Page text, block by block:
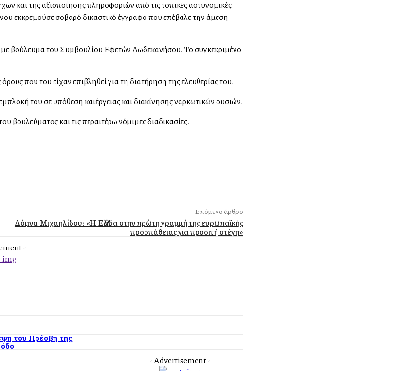
και της αξιοποίησης πληροφοριών από τις τοπικές αστυνομικές
εκκρεμούσε σοβαρό δικαστικό έγγραφο που επέβαλε την άμεση
βούλευμα του Συμβουλίου Εφετών Δωδεκανήσου. Το συγκεκριμένο
που του είχαν επιβληθεί για τη διατήρηση της ελευθερίας του.
του σε υπόθεση καλλιέργειας και διακίνησης ναρκωτικών ουσιών.
βουλεύματος και τις περαιτέρω νόμιμες διαδικασίες.
Επόμενο άρθρο
Δόμνα Μιχαηλίδου: «Η Ελλάδα στην πρώτη γραμμή της ευρωπαϊκής
προσπάθειας για προσιτή στέγη»
-
του Πρέσβη της
- Advertisement -